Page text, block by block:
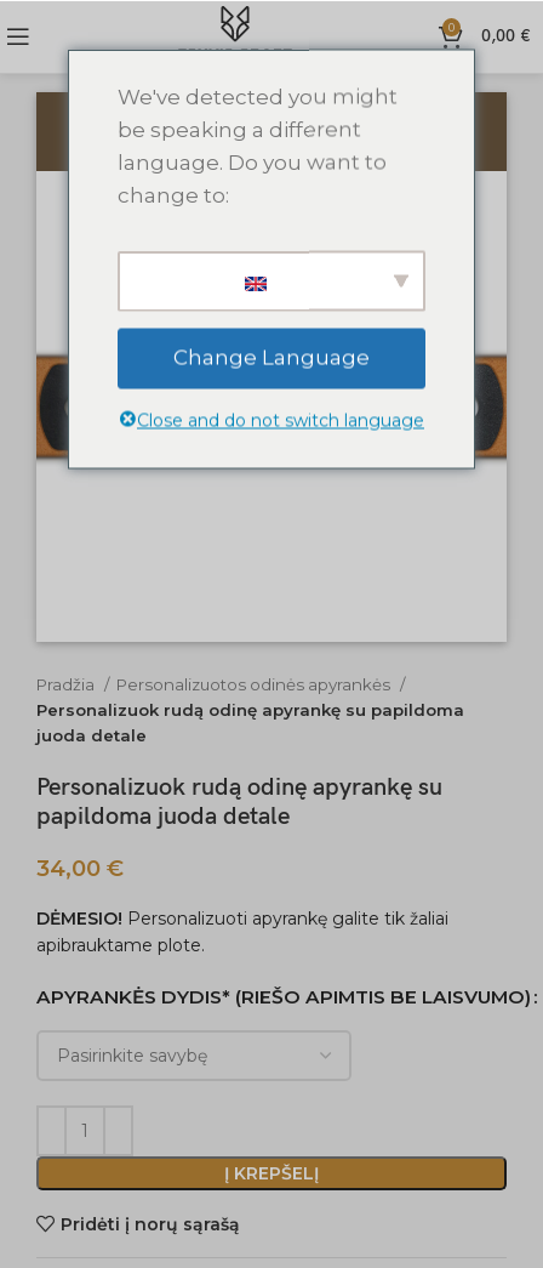
0 0,00 €
Pradžia
Personalizuotos odinės apyrankės
Personalizuok rudą odinę apyrankę su papildoma
juoda detale
Personalizuok rudą odinę apyrankę su
papildoma juoda detale
34,00 €
DĖMESIO! Personalizuoti apyrankę galite tik žaliai
apibrauktame plote.
APYRANKĖS DYDIS* (RIEŠO APIMTIS BE LAISVUMO)
Į KREPŠELĮ
Pridėti į norų sąrašą
We've detected you might
be speaking a different
language. Do you want to
change to:
Change Language
Close and do not switch language